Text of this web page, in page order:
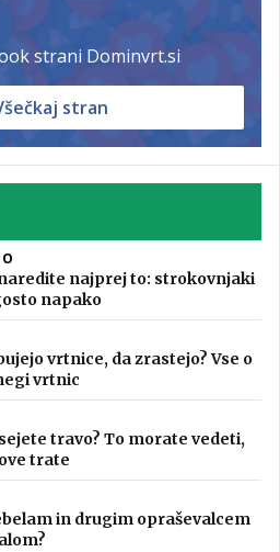
strani Dominvrt.si
stran
najprej to: strokovnjaki
napako
vrtnice, da zrastejo? Vse o
vrtnic
travo? To morate vedeti,
trate
in drugim opraševalcem